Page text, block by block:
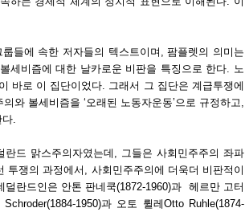
들에 속한 저자들의 텍스트이며, 팜플렛의 의미는
세비즘에 대한 날카로운 비판을 특징으로 한다. 노
바로 이 집단이었다. 그래서 그 집단은 계급투쟁에
와 볼세비즘을 ‘오래된 노동자운동’으로 규정하고,
.
드 맑스주의자였는데, 그들은 사회민주주의 좌파
쟁의 과정에서, 사회민주주의에 더욱더 비판적이
란드인은 안톤 판네쿡(1872-1960)과 헤르만 고터
1950)과 오토 륄레Otto Ruhle(1874-